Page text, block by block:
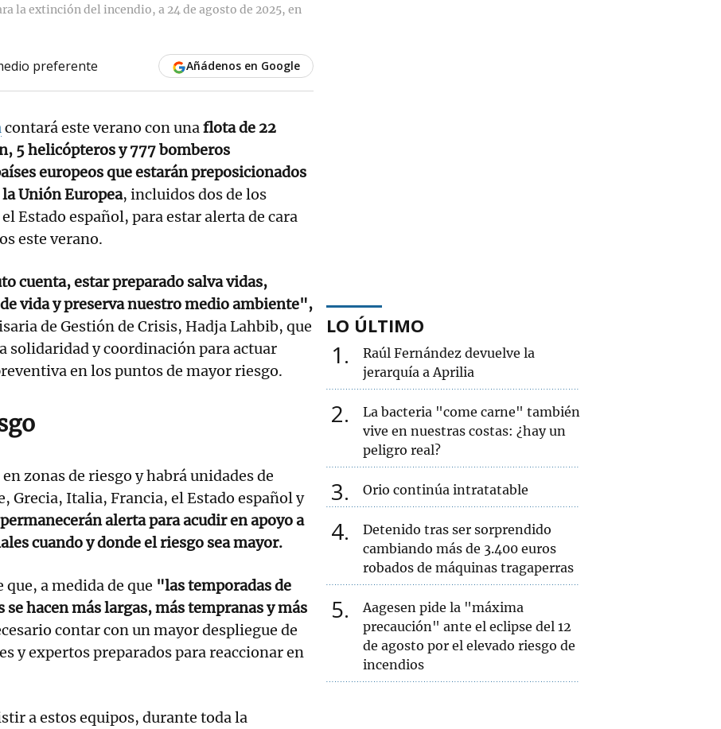
la extinción del incendio, a 24 de agosto de 2025, en
preferente Añádenos en Google
contará este verano con unaflota de 22
5 helicópteros y 777 bomberos
europeos que estarán preposicionados
Unión Europea, incluidos dos de los
Estado español, para estar alerta de cara
este verano.
cuenta, estar preparado salva vidas,
vida y preserva nuestro medio ambiente",
de Gestión de Crisis, Hadja Lahbib, que
solidaridad y coordinación para actuar
en los puntos de mayor riesgo.
zonas de riesgo y habrá unidades de
Grecia, Italia, Francia, el Estado español y
permanecerán alerta para acudir en apoyo a
cuando y donde el riesgo sea mayor.
a medida de que "las temporadas de
hacen más largas, más tempranas y más
contar con un mayor despliegue de
y expertos preparados para reaccionar en
a estos equipos, durante toda la
LO ÚLTIMO
1
Raúl Fernández devuelve la
jerarquía a Aprilia
2
La bacteria "come carne" también
vive en nuestras costas: ¿hay un
peligro real?
3 Orio continúa intratatable
4
Detenido tras ser sorprendido
cambiando más de 3.400 euros
robados de máquinas tragaperras
5
Aagesen pide la "máxima
precaución" ante el eclipse del 12
de agosto por el elevado riesgo de
incendios